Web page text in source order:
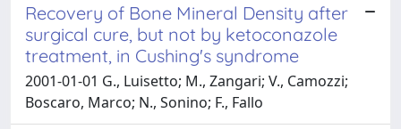
Recovery of Bone Mineral Density after
surgical cure, but not by ketoconazole
treatment, in Cushing's syndrome
2001-01-01 G., Luisetto; M., Zangari; V., Camozzi;
Boscaro, Marco; N., Sonino; F., Fallo